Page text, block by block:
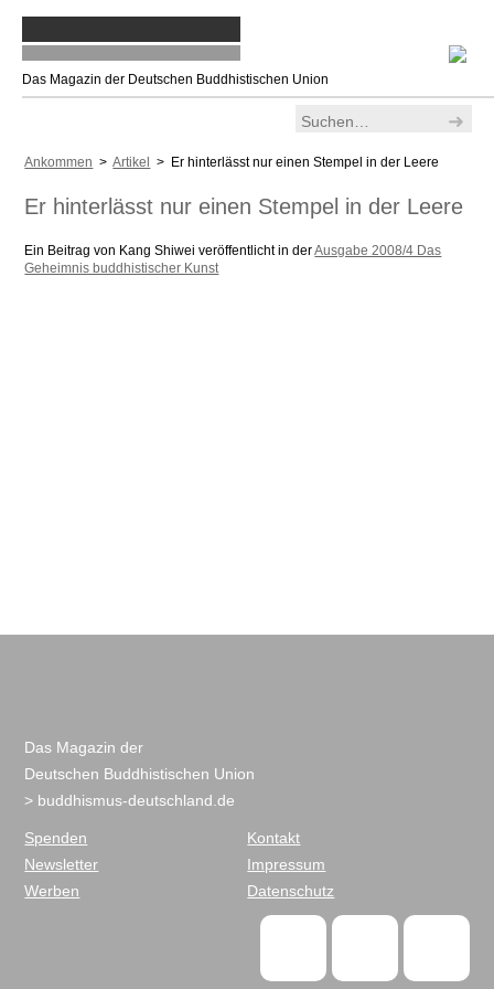
Das Magazin der Deutschen Buddhistischen Union
Ankommen >Artikel > Er hinterlässt nur einen Stempel in der Leere
Er hinterlässt nur einen Stempel in der Leere
Ein Beitrag von Kang Shiwei veröffentlicht in derAusgabe 2008/4 Das
Geheimnis buddhistischer Kunst
Das Magazin der
Deutschen Buddhistischen Union
> buddhismus-deutschland.de
Spenden
Newsletter
Werben
Kontakt
Impressum
Datenschutz